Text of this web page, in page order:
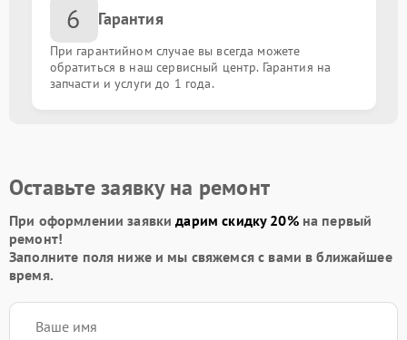
Ремонт блока питания
Ремонт гнезда зарядки
Апгрейд
Ремонт корпуса
Переустановка Windows
6 Гарантия
При гарантийном случае вы всегда можете
обратиться в наш сервисный центр. Гарантия на
запчасти и услуги до 1 года.
Оставьте заявку на ремонт
При оформлении заявкидарим скидку 20%на первый
ремонт!
Заполните поля ниже и мы свяжемся с вами в ближайшее
время.